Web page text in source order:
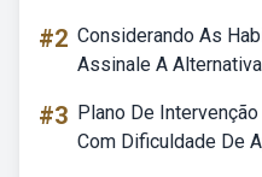
#2 Considerando As
Assinale A
#3 Plano De
Com Dificuldade De